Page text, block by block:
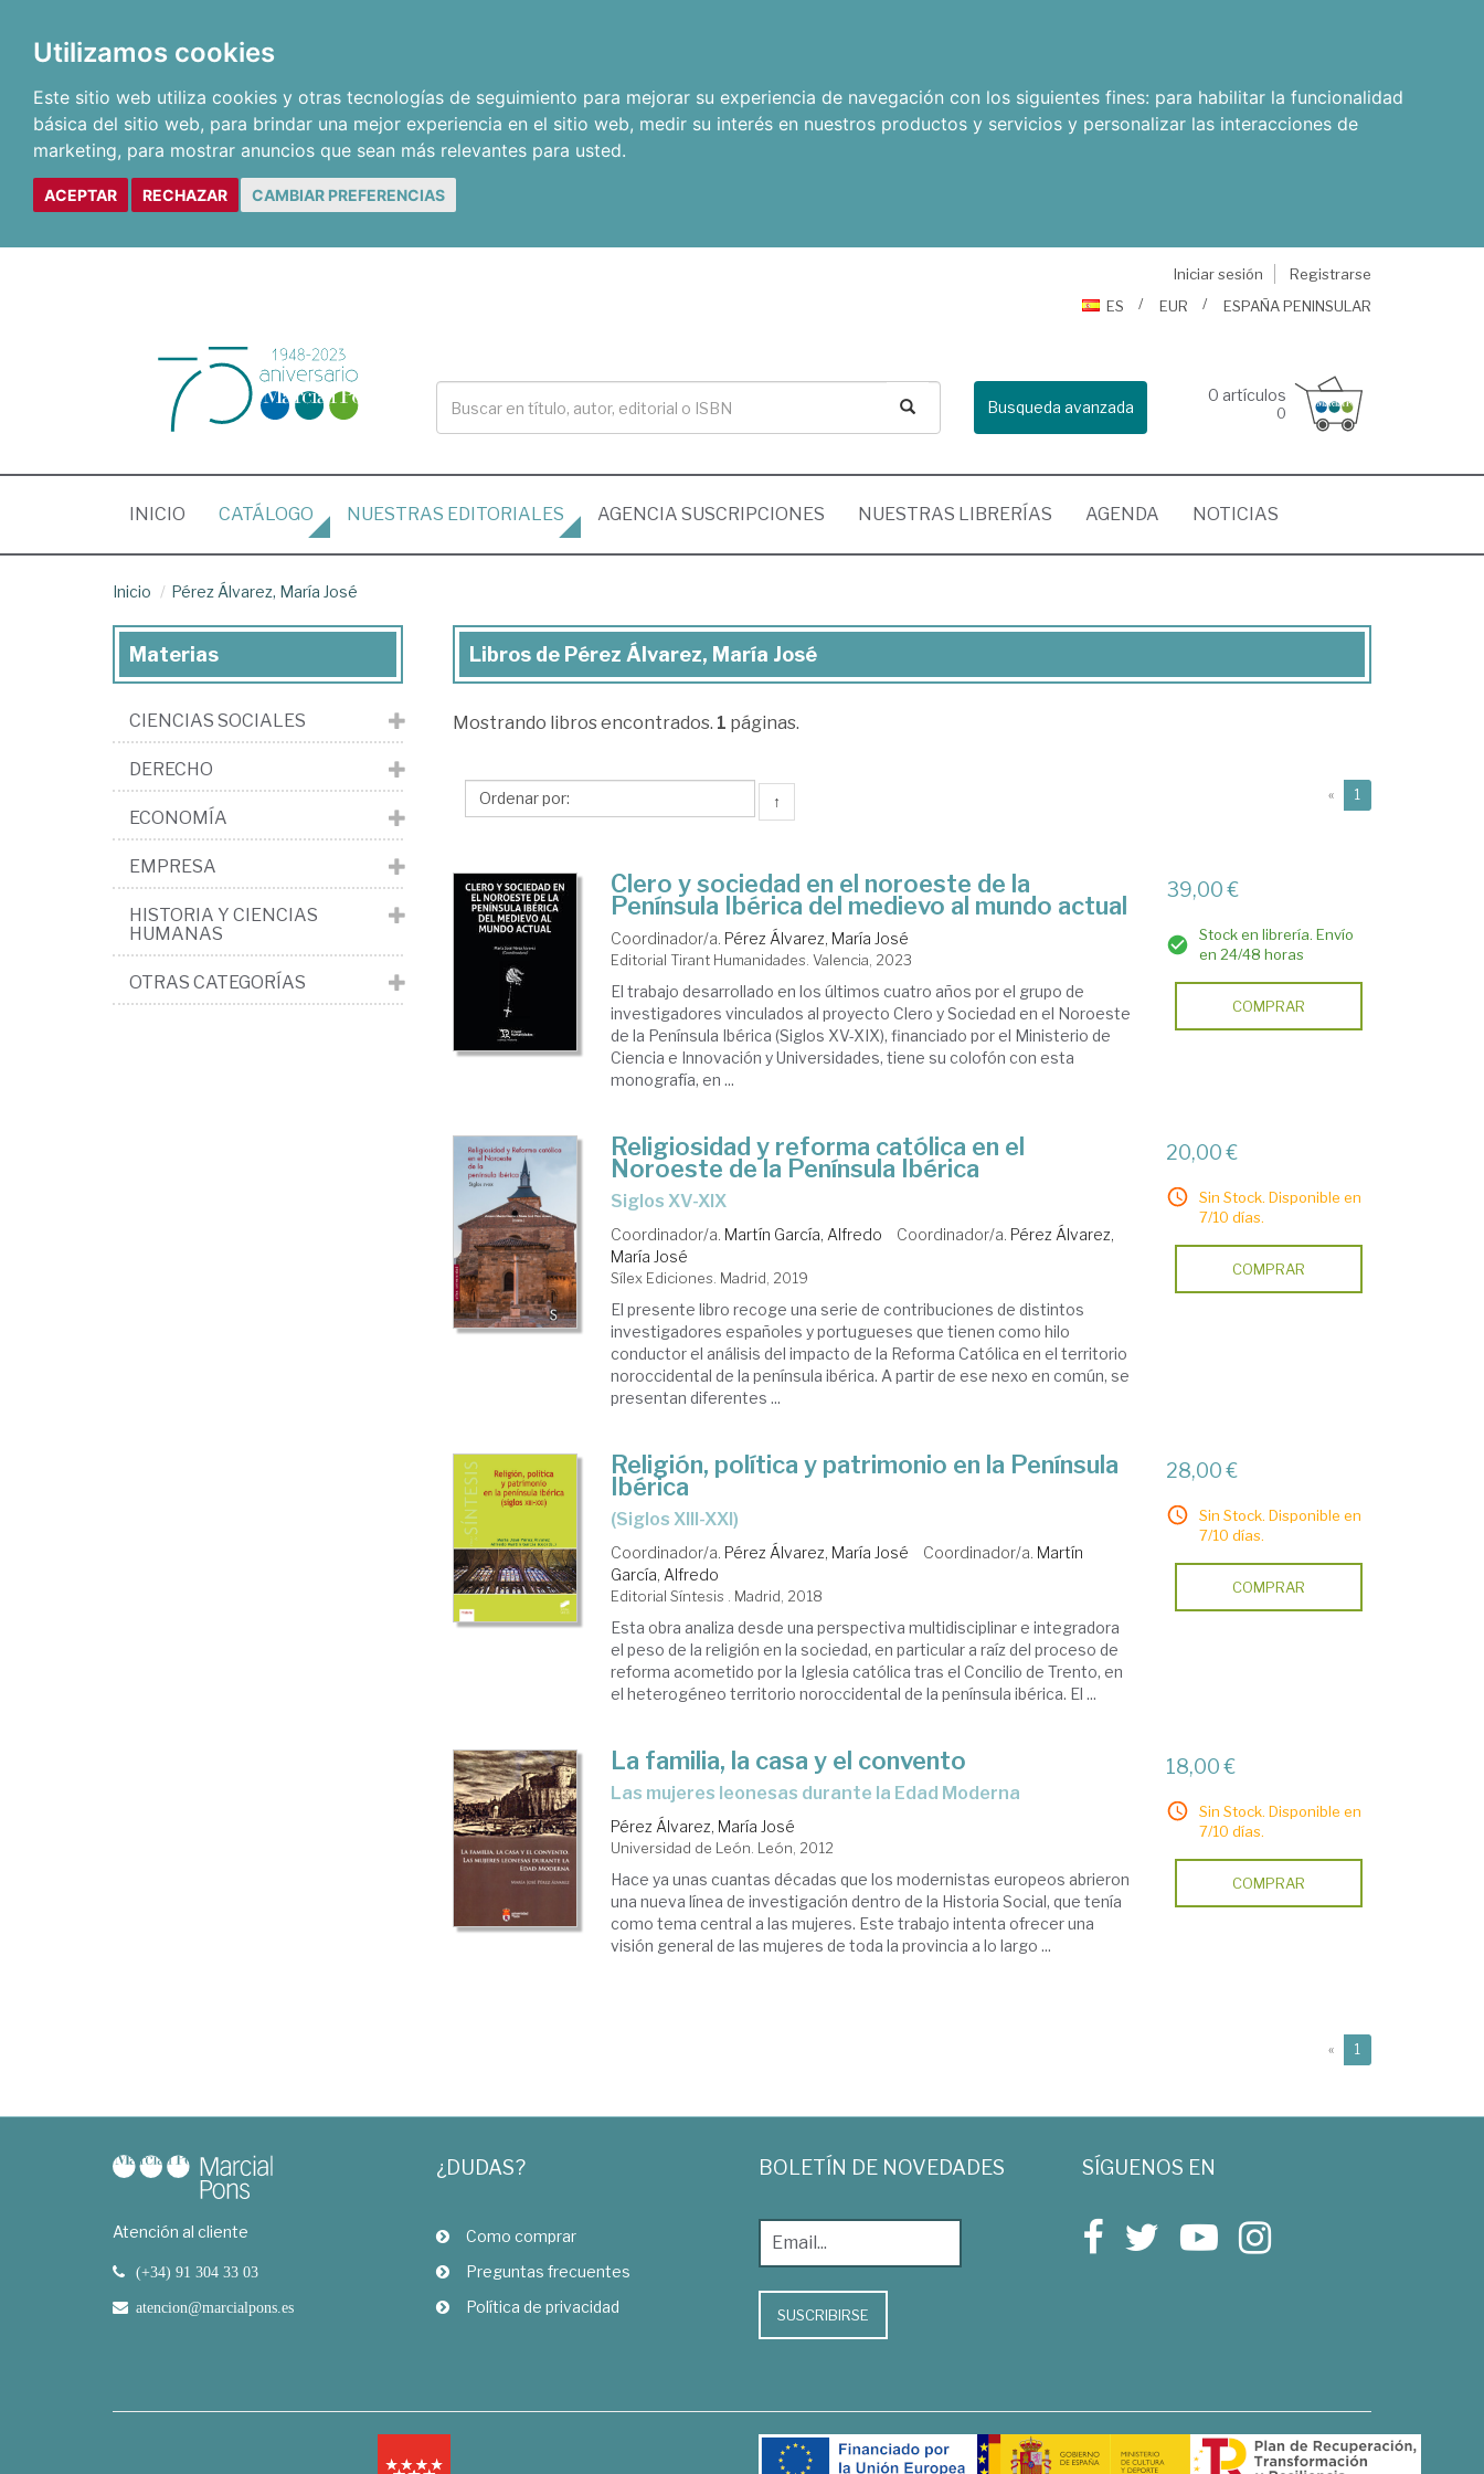
Utilizamos cookies
Este sitio web utiliza cookies y otras tecnologías de seguimiento para mejorar su experiencia de navegación con los siguientes fines: para habilitar la funcionalidad
básica del sitio web, para brindar una mejor experiencia en el sitio web, medir su interés en nuestros productos y servicios y personalizar las interacciones de
marketing, para mostrar anuncios que sean más relevantes para usted.
ACEPTAR RECHAZAR CAMBIAR PREFERENCIAS
Iniciar sesión
Registrarse
ES
EUR ESPAÑA PENINSULAR
Busqueda avanzada
0 artículos
0
INICIO (CURRENT)
CATÁLOGO NUESTRAS EDITORIALES AGENCIA SUSCRIPCIONES NUESTRAS LIBRERÍAS AGENDA NOTICIAS
Inicio Pérez Álvarez, María José
Libros
Pérez
María
Libros de Pérez Álvarez, María José
Mostrando libros encontrados. 1 páginas.
↑ « 1
Clero y sociedad en el noroeste de la
Península Ibérica del medievo al mundo actual
Coordinador/a. Pérez Álvarez, María José
Editorial Tirant Humanidades. Valencia, 2023
El trabajo desarrollado en los últimos cuatro años por el grupo de
investigadores vinculados al proyecto Clero y Sociedad en el Noroeste
de la Península Ibérica (Siglos XV-XIX), financiado por el Ministerio de
Ciencia e Innovación y Universidades, tiene su colofón con esta
monografía, en ...
39,00 €
Stock en librería. Envío
en 24/48 horas
COMPRAR
Religiosidad y reforma católica en el
Noroeste de la Península Ibérica
siglos XV-XIX
Coordinador/a. Martín García, Alfredo Coordinador/a. Pérez Álvarez,
María José
Sílex Ediciones. Madrid, 2019
El presente libro recoge una serie de contribuciones de distintos
investigadores españoles y portugueses que tienen como hilo
conductor el análisis del impacto de la Reforma Católica en el territorio
noroccidental de la península ibérica. A partir de ese nexo en común, se
presentan diferentes ...
20,00 €
Sin Stock. Disponible en
7/10 días.
COMPRAR
Religión, política y patrimonio en la Península
Ibérica
(siglos XIII-XXI)
Coordinador/a. Pérez Álvarez, María José Coordinador/a. Martín
García, Alfredo
Editorial Síntesis . Madrid, 2018
Esta obra analiza desde una perspectiva multidisciplinar e integradora
el peso de la religión en la sociedad, en particular a raíz del proceso de
reforma acometido por la Iglesia católica tras el Concilio de Trento, en
el heterogéneo territorio noroccidental de la península ibérica. El ...
28,00 €
Sin Stock. Disponible en
7/10 días.
COMPRAR
La familia, la casa y el convento
las mujeres leonesas durante la Edad Moderna
Pérez Álvarez, María José
Universidad de León. León, 2012
Hace ya unas cuantas décadas que los modernistas europeos abrieron
una nueva línea de investigación dentro de la Historia Social, que tenía
como tema central a las mujeres. Este trabajo intenta ofrecer una
visión general de las mujeres de toda la provincia a lo largo ...
18,00 €
Sin Stock. Disponible en
7/10 días.
COMPRAR
« 1
Materias
CIENCIAS SOCIALES
DERECHO
ECONOMÍA
EMPRESA
HISTORIA Y CIENCIAS
HUMANAS
OTRAS CATEGORÍAS
Atención al cliente
(+34) 91 304 33 03
atencion@marcialpons.es
¿DUDAS?
Como comprar
Preguntas frecuentes
Política de privacidad
BOLETÍN DE NOVEDADES
SUSCRIBIRSE
SÍGUENOS EN